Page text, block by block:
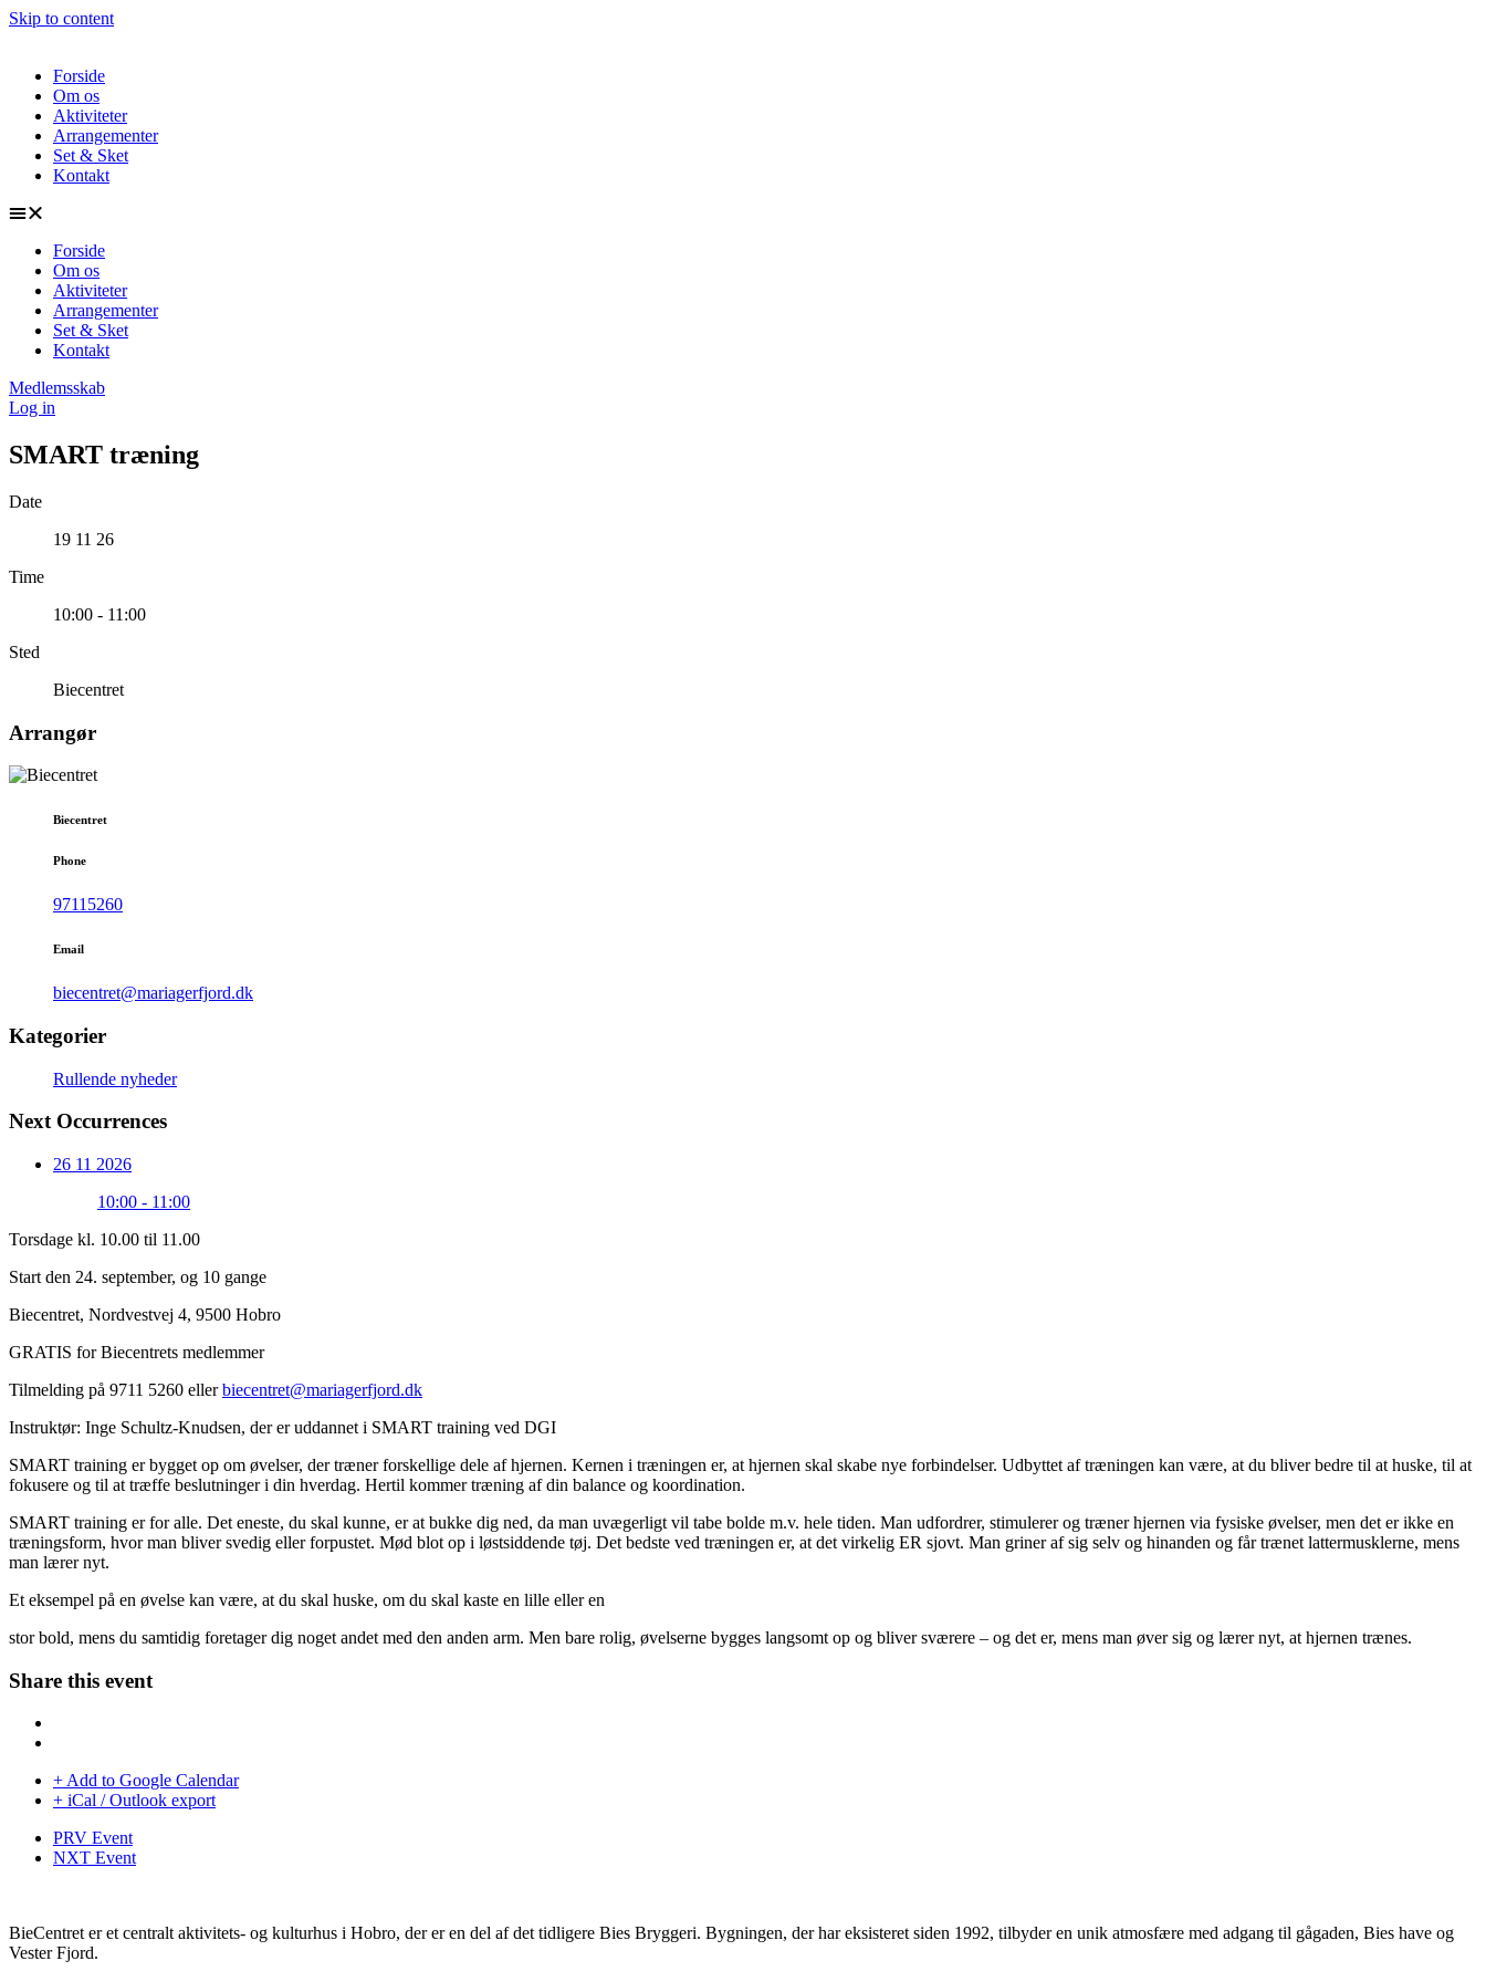
Skip to content
Forside
Om os
Aktiviteter
Arrangementer
Set & Sket
Kontakt
Forside
Om os
Aktiviteter
Arrangementer
Set & Sket
Kontakt
Medlemsskab
Log in
SMART træning
Date
19 11 26
Time
10:00 - 11:00
Sted
Biecentret
Arrangør
Biecentret
Phone
97115260
Email
biecentret@mariagerfjord.dk
Kategorier
Rullende nyheder
Next Occurrences
26 11 2026
10:00 - 11:00
Torsdage kl. 10.00 til 11.00
Start den 24. september, og 10 gange
Biecentret, Nordvestvej 4, 9500 Hobro
GRATIS for Biecentrets medlemmer
Tilmelding på 9711 5260 ellerbiecentret@mariagerfjord.dk
Instruktør: Inge Schultz-Knudsen, der er uddannet i SMART training ved DGI
SMART training er bygget op om øvelser, der træner forskellige dele af hjernen. Kernen i træningen er, at hjernen skal skabe nye forbindelser. Udbyttet af træningen kan være, at du bliver bedre til at huske, til at
fokusere og til at træffe beslutninger i din hverdag. Hertil kommer træning af din balance og koordination.
SMART training er for alle. Det eneste, du skal kunne, er at bukke dig ned, da man uvægerligt vil tabe bolde m.v. hele tiden. Man udfordrer, stimulerer og træner hjernen via fysiske øvelser, men det er ikke en
træningsform, hvor man bliver svedig eller forpustet. Mød blot op i løstsiddende tøj. Det bedste ved træningen er, at det virkelig ER sjovt. Man griner af sig selv og hinanden og får trænet lattermusklerne, mens
man lærer nyt.
Et eksempel på en øvelse kan være, at du skal huske, om du skal kaste en lille eller en
stor bold, mens du samtidig foretager dig noget andet med den anden arm. Men bare rolig, øvelserne bygges langsomt op og bliver sværere – og det er, mens man øver sig og lærer nyt, at hjernen trænes.
Share this event
+ Add to Google Calendar
+ iCal / Outlook export
PRV Event
NXT Event
BieCentret er et centralt aktivitets- og kulturhus i Hobro, der er en del af det tidligere Bies Bryggeri. Bygningen, der har eksisteret siden 1992, tilbyder en unik atmosfære med adgang til gågaden, Bies have og
Vester Fjord.